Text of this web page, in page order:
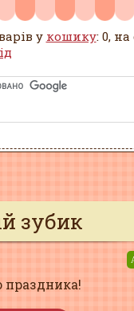
у кошику: 0,
зубик
праздника!